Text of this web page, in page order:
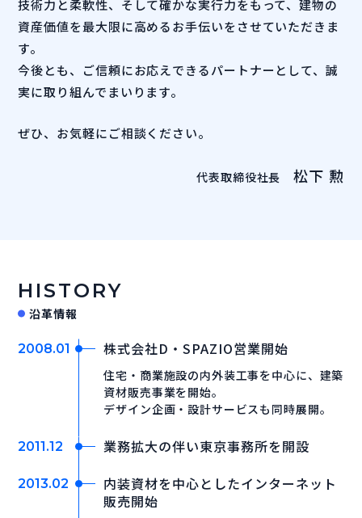
技術力と柔軟性、そして確かな実行力をもって、建物の
資産価値を最大限に高めるお手伝いをさせていただきま
す。
今後とも、ご信頼にお応えできるパートナーとして、誠
実に取り組んでまいります。
ぜひ、お気軽にご相談ください。
代表取締役社長 松下 勲
HISTORY
沿革情報
2008.01 株式会社D・SPAZIO営業開始
住宅・商業施設の内外装工事を中心に、建築
資材販売事業を開始。
デザイン企画・設計サービスも同時展開。
2011.12 業務拡大の伴い東京事務所を開設
2013.02
内装資材を中心としたインターネット
販売開始